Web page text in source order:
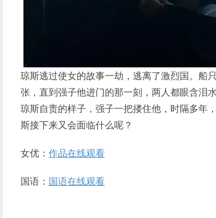
琼斯逃过使女的故事一劫，逃离了激烈国。船
张，直到强子他进门的那一刻，两人都眼含泪
琼斯自责的样子，强子一把搂住他，时隔多年
斯接下来又会面临什么呢？
女优： 作品在线观看
国语： 国语在线观看